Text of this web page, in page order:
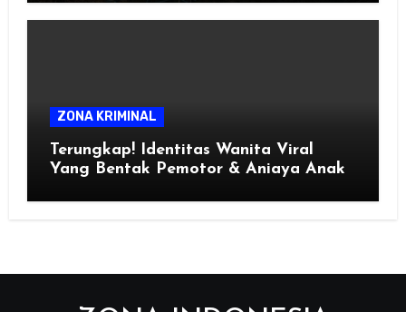
ZONA KRIMINAL
Terungkap! Identitas Wanita Viral
Yang Bentak Pemotor & Aniaya Anak